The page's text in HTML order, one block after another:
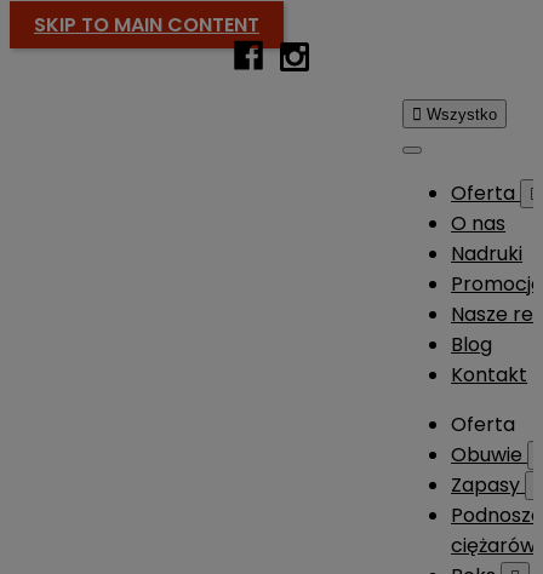
SKIP TO MAIN CONTENT
 Wszystko
Oferta 
O nas
Nadruki
Promocje
Nasze
Blog
Kontakt
Oferta
Obuwie
Zapasy
ciężarów